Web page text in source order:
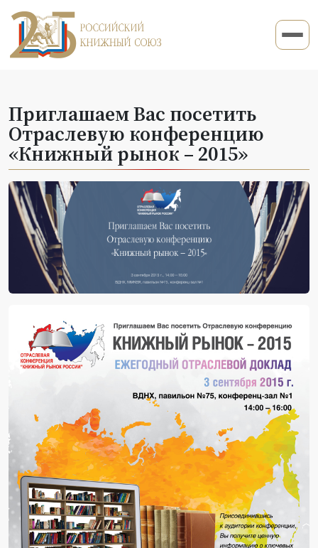
Приглашаем Вас посетить
Отраслевую конференцию
«Книжный рынок – 2015»